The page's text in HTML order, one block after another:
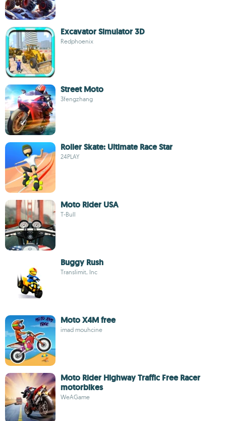
Excavator Simulator 3D
Redphoenix
Street Moto
3fengzhang
Roller Skate: Ultimate Race Star
24PLAY
Moto Rider USA
T-Bull
Buggy Rush
Translimit, Inc
Moto X4M free
imad mouhcine
Moto Rider Highway Traffic Free Racer
motorbikes
WeAGame